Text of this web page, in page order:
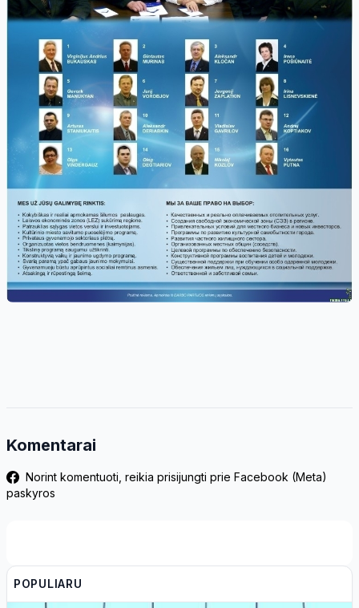
Komentarai
Norint komentuoti, reikia prisijungti prie Facebook (Meta)
paskyros
POPULIARU